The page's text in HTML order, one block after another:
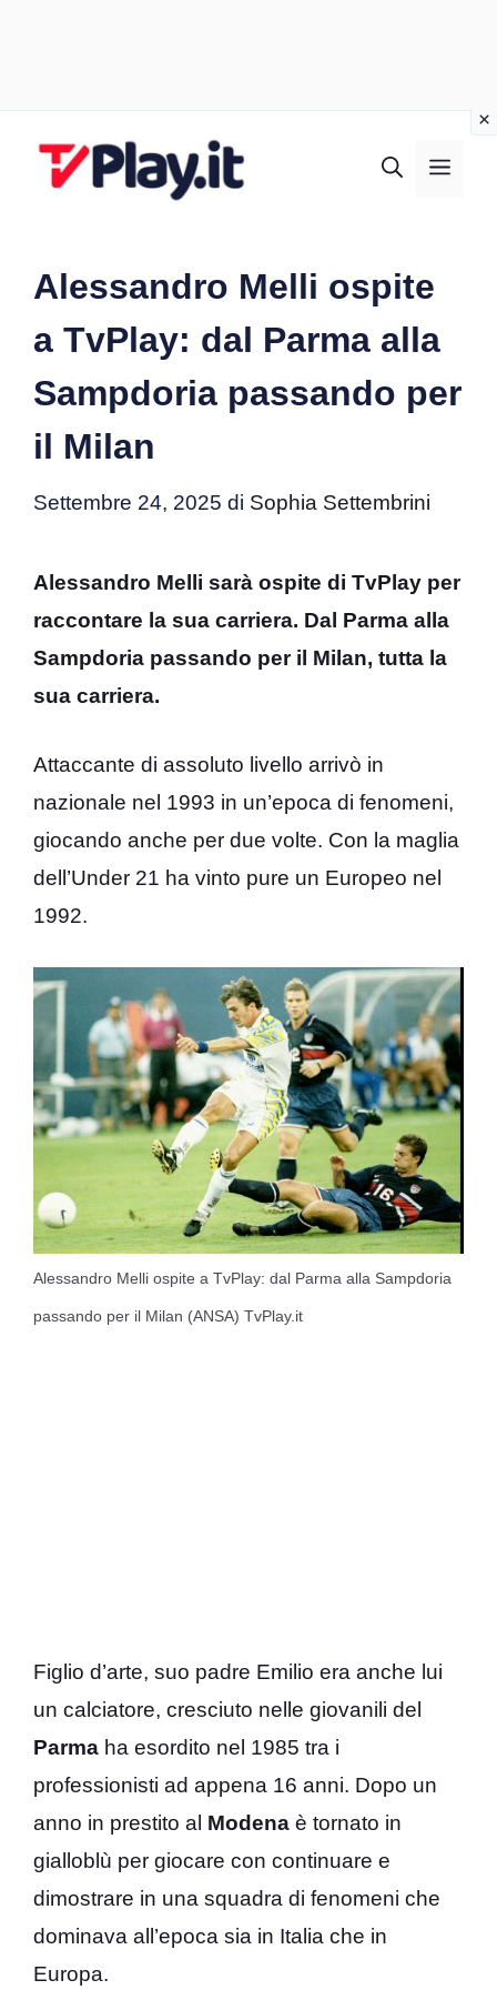
Alessandro Melli ospite
a TvPlay: dal Parma alla
Sampdoria passando per
il Milan
Settembre 24, 2025 di Sophia Settembrini
Alessandro Melli sarà ospite di TvPlay per
raccontare la sua carriera. Dal Parma alla
Sampdoria passando per il Milan, tutta la
sua carriera.
Attaccante di assoluto livello arrivò in
nazionale nel 1993 in un’epoca di fenomeni,
giocando anche per due volte. Con la maglia
dell’Under 21 ha vinto pure un Europeo nel
1992.
Alessandro Melli ospite a TvPlay: dal Parma alla Sampdoria
passando per il Milan (ANSA) TvPlay.it
Figlio d’arte, suo padre Emilio era anche lui
un calciatore, cresciuto nelle giovanili del
Parma ha esordito nel 1985 tra i
professionisti ad appena 16 anni. Dopo un
anno in prestito al Modena è tornato in
gialloblù per giocare con continuare e
dimostrare in una squadra di fenomeni che
dominava all’epoca sia in Italia che in
Europa.